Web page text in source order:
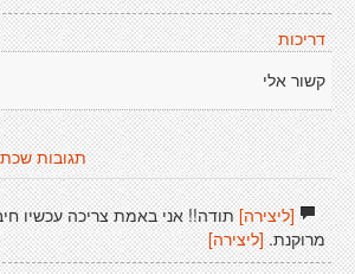
דריכות
קשור אלי
תגובות
[ליצירה]תודה!! אני באמת צריכה עכשיו
מרוקנת. [ליצירה]